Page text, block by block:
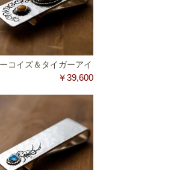
コイズ＆タイガーアイ
￥39,600